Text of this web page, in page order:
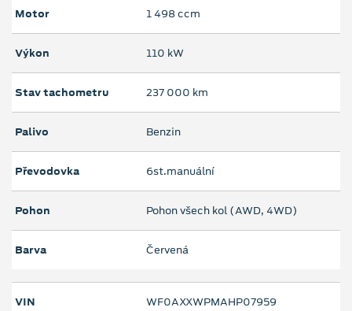
Motor 1 498 ccm
Výkon 110 kW
Stav tachometru 237 000 km
Palivo Benzin
Převodovka 6st.manuální
Pohon Pohon všech kol (AWD, 4WD)
Barva Červená
VIN WF0AXXWPMAHP07959